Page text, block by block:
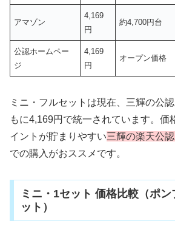
アマゾン
4,169
円
約4,700円台
公認ホームペー
ジ
4,169
円
オープン価格
ミニ・フルセットは現在、三輝の公
もに4,169円で統一されています。価
イントが貯まりやすい三輝の楽天公
での購入がおススメです。
ミニ・1セット 価格比較（ポ
ット）